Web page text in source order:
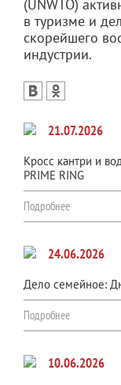
(UNWTO)
в туризме и
скорейшего
индустрии.
21.07.2026
Кросс кантри и
PRIME RING
Подробнее
24.06.2026
Дело семейное:
Подробнее
10.06.2026